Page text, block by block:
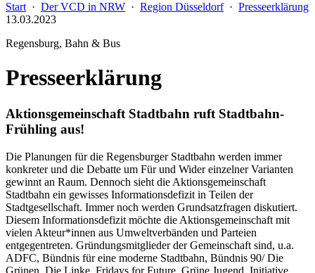
Start · Der VCD in NRW · Region Düsseldorf· Presseerklärung
13.03.2023
Regensburg, Bahn & Bus
Presseerklärung
Aktionsgemeinschaft Stadtbahn ruft Stadtbahn-
Frühling aus!
Die Planungen für die Regensburger Stadtbahn werden immer
konkreter und die Debatte um Für und Wider einzelner Varianten
gewinnt an Raum. Dennoch sieht die Aktionsgemeinschaft
Stadtbahn ein gewisses Informationsdefizit in Teilen der
Stadtgesellschaft. Immer noch werden Grundsatzfragen diskutiert.
Diesem Informationsdefizit möchte die Aktionsgemeinschaft mit
vielen Akteur*innen aus Umweltverbänden und Parteien
entgegentreten. Gründungsmitglieder der Gemeinschaft sind, u.a.
ADFC, Bündnis für eine moderne Stadtbahn, Bündnis 90/ Die
Grünen, Die Linke, Fridays for Future, Grüne Jugend, Initiative